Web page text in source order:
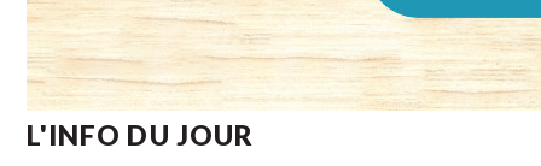
L'INFO DU JOUR